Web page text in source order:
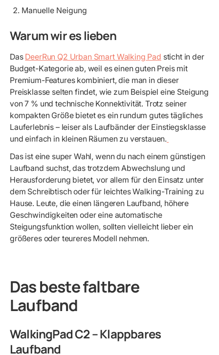
Manuelle Neigung
Warum wir es lieben
Das DeerRun Q2 Urban Smart Walking Pad sticht in der
Budget-Kategorie ab, weil es einen guten Preis mit
Premium-Features kombiniert, die man in dieser
Preisklasse selten findet, wie zum Beispiel eine Steigung
von 7 % und technische Konnektivität. Trotz seiner
kompakten Größe bietet es ein rundum gutes tägliches
Lauferlebnis – leiser als Laufbänder der Einstiegsklasse
und einfach in kleinen Räumen zu verstauen.
Das ist eine super Wahl, wenn du nach einem günstigen
Laufband suchst, das trotzdem Abwechslung und
Herausforderung bietet, vor allem für den Einsatz unter
dem Schreibtisch oder für leichtes Walking-Training zu
Hause. Leute, die einen längeren Laufband, höhere
Geschwindigkeiten oder eine automatische
Steigungsfunktion wollen, sollten vielleicht lieber ein
größeres oder teureres Modell nehmen.
Das beste faltbare
Laufband
WalkingPad C2 – Klappbares
Laufband